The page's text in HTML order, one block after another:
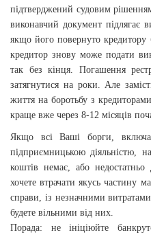
підтверджений судовим
виконавчий документ підлягає
якщо його повернуто
кредитор знову може подати
так без кінця.
Погашення
затягнутися на роки. Але
життя на боротьбу з
краще вже через 8-12 місяців
Якщо всі Ваші борги,
підприємницькою діяльністю,
коштів немає, або
хочете втрачати якусь частину
справи, із незначними
будете вільними від них.
Порада: не ініціюйте